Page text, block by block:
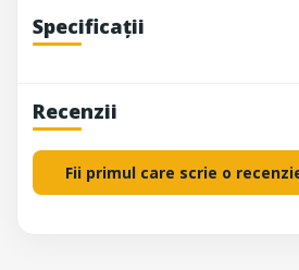
Specificații
Recenzii
Fii primul care scrie o